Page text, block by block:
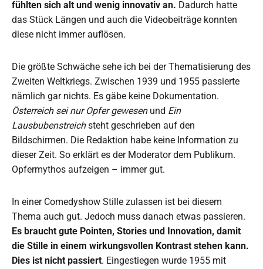
fühlten sich alt und wenig innovativ an. Dadurch hatte
das Stück Längen und auch die Videobeiträge konnten
diese nicht immer auflösen.
Die größte Schwäche sehe ich bei der Thematisierung des
Zweiten Weltkriegs. Zwischen 1939 und 1955 passierte
nämlich gar nichts. Es gäbe keine Dokumentation.
Österreich sei nur Opfer gewesenund Ein
Lausbubenstreichsteht geschrieben auf den
Bildschirmen. Die Redaktion habe keine Information zu
dieser Zeit. So erklärt es der Moderator dem Publikum.
Opfermythos aufzeigen – immer gut.
In einer Comedyshow Stille zulassen ist bei diesem
Thema auch gut. Jedoch muss danach etwas passieren.
Es braucht gute Pointen, Stories und Innovation, damit
die Stille in einem wirkungsvollen Kontrast stehen kann.
Dies ist nicht passiert. Eingestiegen wurde 1955 mit